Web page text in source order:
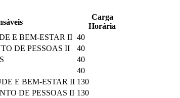
Carga
Horária
E BEM-ESTAR II 40
DE PESSOAS II
40
40
40
E BEM-ESTAR II 130
DE PESSOAS II 130